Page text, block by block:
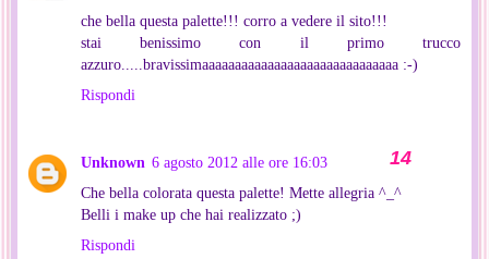
che bella questa palette!!! corro a vedere il sito!!!
stai benissimo con il primo trucco
azzuro.....bravissimaaaaaaaaaaaaaaaaaaaaaaaaaaaaaa :-)
Rispondi
Unknown 6 agosto 2012 alle ore 16:03
Che bella colorata questa palette! Mette allegria ^_^
Belli i make up che hai realizzato ;)
Rispondi